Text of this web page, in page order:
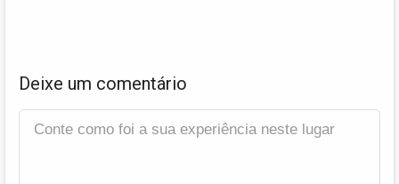
Deixe um comentário